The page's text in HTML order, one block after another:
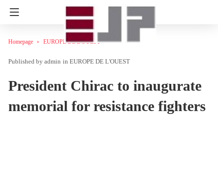
Homepage EUROPE DE L'OUEST
admin in EUROPE DE L'OUEST
President Chirac to inaugurate
memorial for resistance fighters